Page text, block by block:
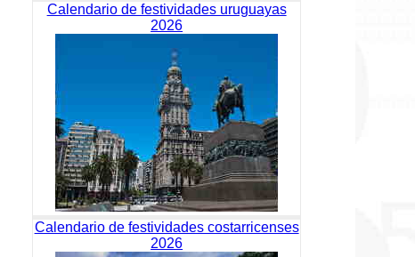
Calendario de festividades uruguayas
2026
Calendario de festividades costarricenses
2026